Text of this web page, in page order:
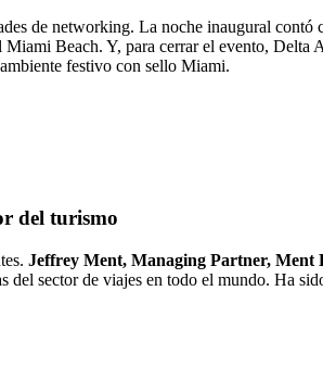
de networking. La noche inaugural
Miami Beach. Y, para cerrar el evento,
festivo con sello Miami.
del turismo
Jeffrey Ment, Managing Partner,
sector de viajes en todo el mundo. Ha